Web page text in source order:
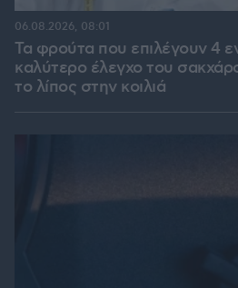
Τα φρούτα που επιλέγουν 4
καλύτερο έλεγχο του
το λίπος στην κοιλιά
06.08.2026, 08:01